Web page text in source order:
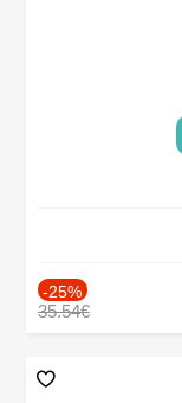
-25%
35.54€